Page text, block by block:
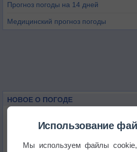
Прогноз погоды на 14 дней
Медицинский прогноз погоды
НОВОЕ О ПОГОДЕ
Приложение построит
Использование
Мы используем файлы